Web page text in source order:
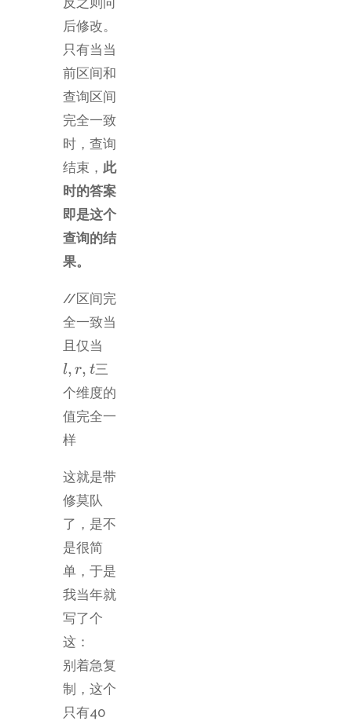
后修改。
只有当当
前区间和
查询区间
完全一致
时，查询
结束， 此
时的答案
即是这个
查询的结
果。
//区间完
全一致当
且仅当
l, r, t
l,r ,t
三
个维度的
值完全一
样
这就是带
修莫队
了，是不
是很简
单，于是
我当年就
写了个
这：
别着急复
制，这个
只有40